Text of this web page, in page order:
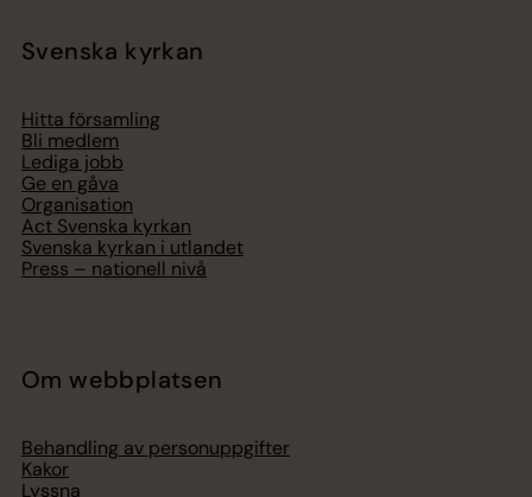
Svenska kyrkan
Hitta församling
Bli medlem
Lediga jobb
Ge en gåva
Organisation
Act Svenska kyrkan
Svenska kyrkan i utlandet
Press – nationell nivå
Om webbplatsen
Behandling av personuppgifter
Kakor
Lyssna